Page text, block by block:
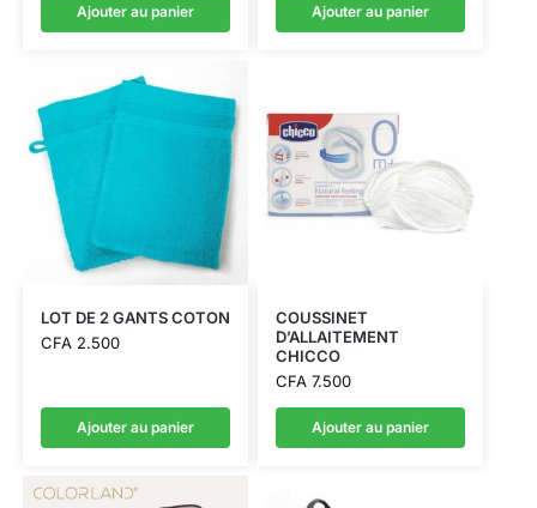
Ajouter au panier Ajouter au panier
LOT DE 2 GANTS COTON
CFA2.500
Ajouter au panier
COUSSINET
D’ALLAITEMENT
CHICCO
CFA7.500
Ajouter au panier